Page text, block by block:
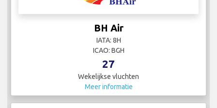
BH Air
IATA: 8H
ICAO: BGH
27
Wekelijkse vluchten
Meer informatie